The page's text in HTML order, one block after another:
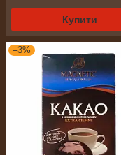
Купити
–3%